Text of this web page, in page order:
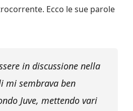
Ecco le sue parole
in discussione nella
mi sembrava ben
Juve, mettendo vari